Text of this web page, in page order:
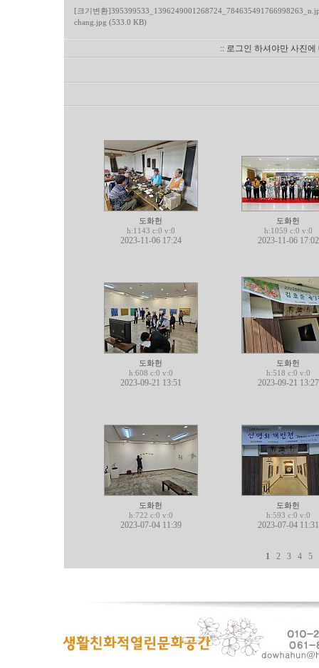
[크기변환
chang.jpg (533.0 KB)
:: 로그인 하셔야만 사진
도화헌
h:1143 c:0 v:0
2023-11-06 17:24
도화헌
h:1059 c:0 v:0
2023-11-06 17:02
도화헌
h:608 c:0 v:0
2023-09-21 13:51
도화헌
h:518 c:0 v:0
2023-09-21 13:27
도화헌
h:722 c:0 v:0
2023-07-04 11:39
도화헌
h:593 c:0 v:0
2023-07-04 11:31
1 2 3 4 5